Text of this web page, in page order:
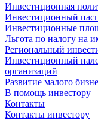
Инвестиционная
Инвестиционный
Инвестиционные
Льгота по налогу на
Региональный
Инвестиционный
организаций
Развитие малого
В помощь инвестору
Контакты
Контакты инвестору